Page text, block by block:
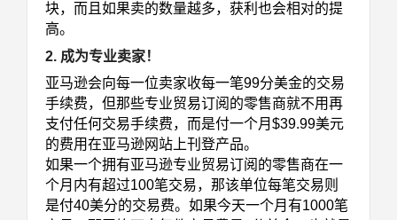
块，而且如果卖的数量越多，获利也会相对的提
高。
2. 成为专业卖家！
亚马逊会向每一位卖家收每一笔99分美金的交易
手续费，但那些专业贸易订阅的零售商就不用再
支付任何交易手续费，而是付一个月$39.99美元
的费用在亚马逊网站上刊登产品。
如果一个拥有亚马逊专业贸易订阅的零售商在一
个月内有超过100笔交易，那该单位每笔交易则
是付40美分的交易费。如果今天一个月有1000笔